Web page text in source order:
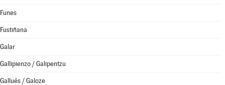
Funes
Fustiñana
Galar
Gallipienzo / Galipentzu
Gallués / Galoze